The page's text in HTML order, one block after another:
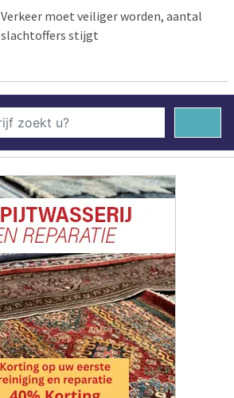
Verkeer moet veiliger worden, aantal
slachtoffers stijgt